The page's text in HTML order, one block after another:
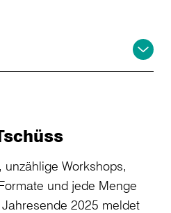
Workshops,
und jede Menge
2025 meldet